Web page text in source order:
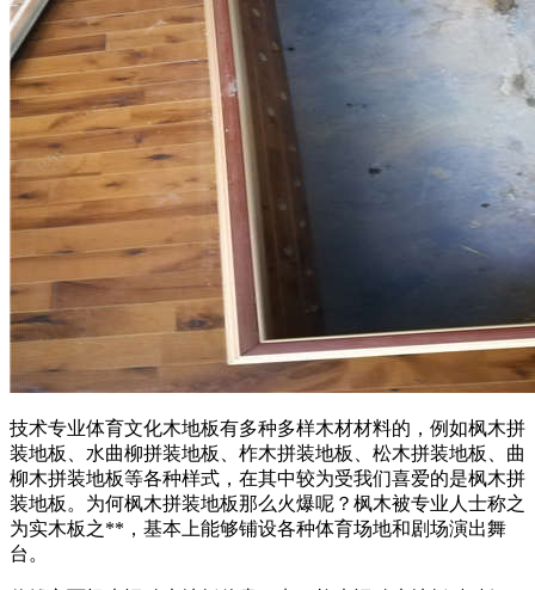
技术专业体育文化木地板有多种多样木材材料的，例如枫木拼
装地板、水曲柳拼装地板、柞木拼装地板、松木拼装地板、曲
柳木拼装地板等各种样式，在其中较为受我们喜爱的是枫木拼
装地板。为何枫木拼装地板那么火爆呢？枫木被专业人士称之
为实木板之**，基本上能够铺设各种体育场地和剧场演出舞
台。